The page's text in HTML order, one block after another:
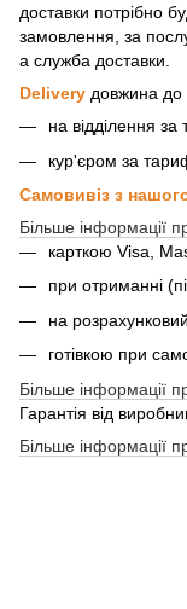
доставки потрібно
замовлення, за
а служба доставки.
Delivery довжина до
на відділення
кур'єром за
Самовивіз з
Більше інформації
карткою Visa,
при отриманні
на
готівкою при
Більше інформації
Гарантія від
Більше інформації